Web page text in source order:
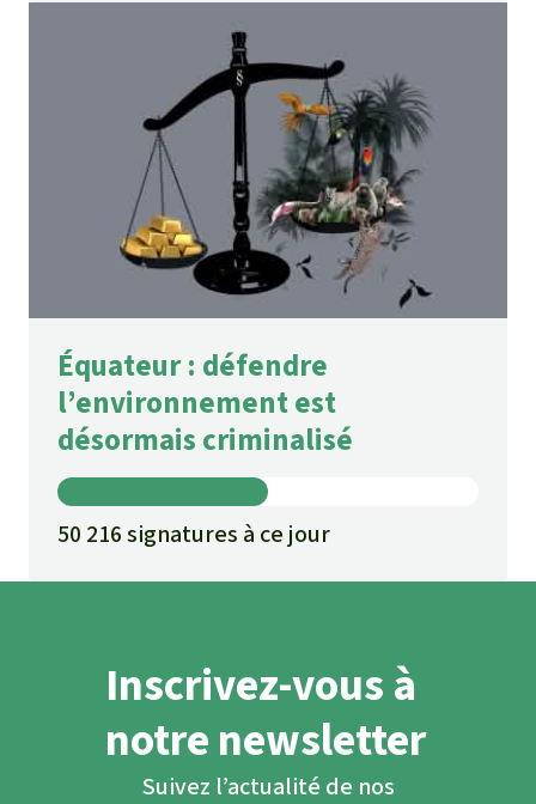
Équateur : défendre
l’environnement est
désormais criminalisé
50 216 signatures à ce jour
Inscrivez-vous à
notre newsletter
Suivez l’actualité de nos